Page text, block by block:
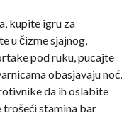
kupite igru za
u čizme sjajnog,
pod ruku, pucajte
obasjavaju noć,
da ih oslabite
stamina bar